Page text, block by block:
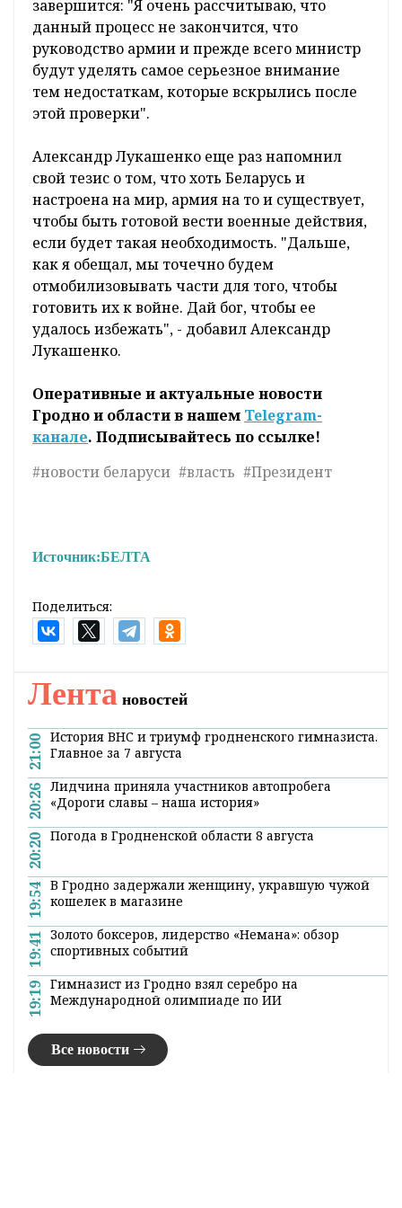
завершится: "Я очень рассчитываю, что
данный процесс не закончится, что
руководство армии и прежде всего министр
будут уделять самое серьезное внимание
тем недостаткам, которые вскрылись после
этой проверки".
Александр Лукашенко еще раз напомнил
свой тезис о том, что хоть Беларусь и
настроена на мир, армия на то и существует,
чтобы быть готовой вести военные действия,
если будет такая необходимость. "Дальше,
как я обещал, мы точечно будем
отмобилизовывать части для того, чтобы
готовить их к войне. Дай бог, чтобы ее
удалось избежать", - добавил Александр
Лукашенко.
Оперативные и актуальные новости
Гродно и области в нашем Telegram-
канале. Подписывайтесь по ссылке!
#новости беларуси #власть #Президент
Источник:БЕЛТА
Поделиться:
Лента новостей
21:00 История ВНС и триумф гродненского гимназиста.
Главное за 7 августа
20:26 Лидчина приняла участников автопробега
«Дороги славы – наша история»
20:20 Погода в Гродненской области 8 августа
19:54 В Гродно задержали женщину, укравшую чужой
кошелек в магазине
19:41 Золото боксеров, лидерство «Немана»: обзор
спортивных событий
19:19 Гимназист из Гродно взял серебро на
Международной олимпиаде по ИИ
Все новости